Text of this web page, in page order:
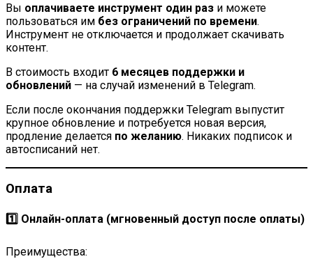
Вы оплачиваете инструмент один раз и можете
пользоваться им без ограничений по времени.
Инструмент не отключается и продолжает скачивать
контент.
В стоимость входит 6 месяцев поддержки и
обновлений — на случай изменений в Telegram.
Если после окончания поддержки Telegram выпустит
крупное обновление и потребуется новая версия,
продление делается по желанию. Никаких подписок и
автосписаний нет.
Оплата
1️⃣ Онлайн-оплата (мгновенный доступ после оплаты)
Преимущества: